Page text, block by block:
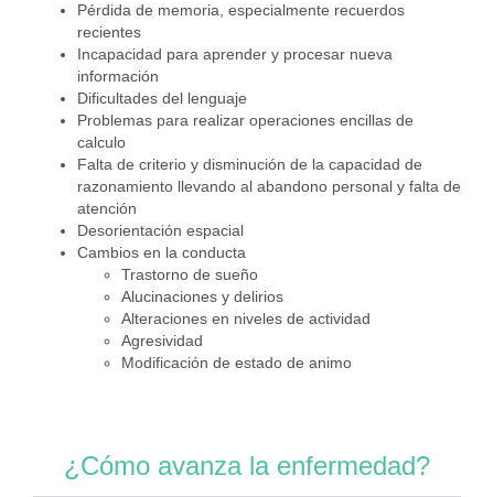
Pérdida de memoria, especialmente recuerdos
recientes
Incapacidad para aprender y procesar nueva
información
Dificultades del lenguaje
Problemas para realizar operaciones encillas de
calculo
Falta de criterio y disminución de la capacidad de
razonamiento llevando al abandono personal y falta de
atención
Desorientación espacial
Cambios en la conducta
Trastorno de sueño
Alucinaciones y delirios
Alteraciones en niveles de actividad
Agresividad
Modificación de estado de animo
¿Cómo avanza la enfermedad?